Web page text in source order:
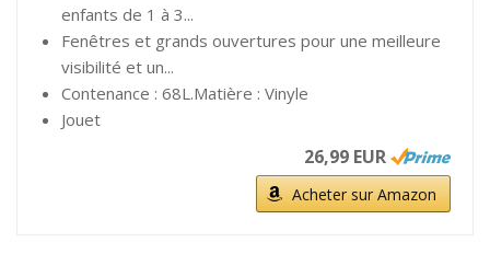
enfants de 1 à 3...
Fenêtres et grands ouvertures pour une meilleure
visibilité et un...
Contenance : 68L.Matière : Vinyle
Jouet
26,99 EUR
Acheter sur Amazon